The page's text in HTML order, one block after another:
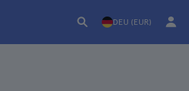
DEU (EUR)